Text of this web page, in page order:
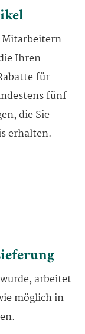
Mitarbeitern
Ihren
für
fünf
die Sie
erhalten.
arbeitet
möglich in